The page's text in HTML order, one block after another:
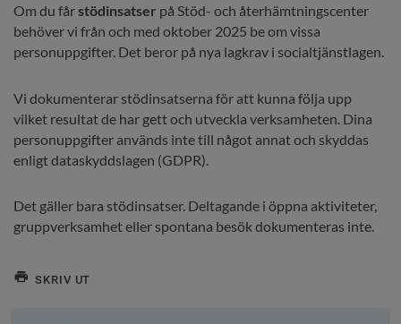
Om du får stödinsatser på Stöd- och återhämtningscenter
behöver vi från och med oktober 2025 be om vissa
personuppgifter. Det beror på nya lagkrav i socialtjänstlagen.
Vi dokumenterar stödinsatserna för att kunna följa upp
vilket resultat de har gett och utveckla verksamheten. Dina
personuppgifter används inte till något annat och skyddas
enligt dataskyddslagen (GDPR).
Det gäller bara stödinsatser. Deltagande i öppna aktiviteter,
gruppverksamhet eller spontana besök dokumenteras inte.
SKRIV UT